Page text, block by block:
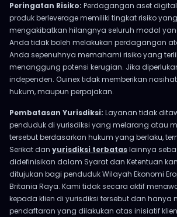
Peringatan Risiko: Perdagangan aset
produk berleverage memiliki tingkat risiko
mengakibatkan hilangnya seluruh modal
Anda tidak boleh melakukan perdagangan
Anda sepenuhnya memahami risiko yang
menanggung potensi kerugian. Jika
independen. Ouinex tidak memberikan
hukum, maupun perpajakan.
Pembatasan Yurisdiksi: Layanan tidak
penduduk di yurisdiksi yang melarang atau
tersebut berdasarkan hukum yang berlaku,
Serikat dan yurisdiksi terbataslainnya
didefinisikan dalam Syarat dan Ketentuan
ditujukan bagi penduduk Wilayah Ekonomi
Britania Raya. Kami tidak secara aktif
kepada klien di yurisdiksi tersebut dan hanya
pendaftaran yang dilakukan atas inisiatif